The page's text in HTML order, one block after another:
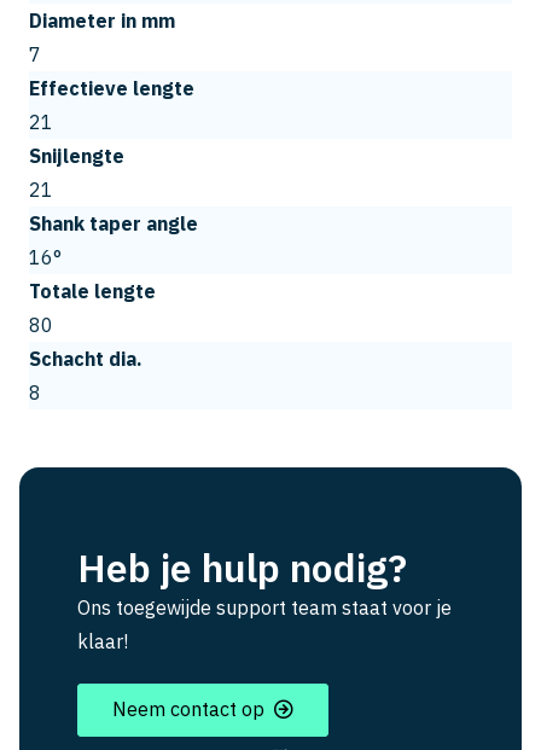
Diameter in mm
7
Effectieve lengte
21
Snijlengte
21
Shank taper angle
16°
Totale lengte
80
Schacht dia.
8
Heb je hulp nodig?
Ons toegewijde support team staat voor je
klaar!
Neem contact op